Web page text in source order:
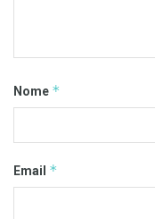
Nome *
Email *